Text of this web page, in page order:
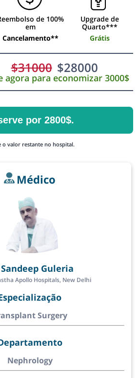
de 100%
em
Cancelamento**
Upgrade de
Quarto***
Grátis
$31000 $28000
agora para economizar 3000$
por 2800$.
o valor restante no hospital.
Médico
Guleria
Apollo Hospitals, New Delhi
Surgery
Nephrology